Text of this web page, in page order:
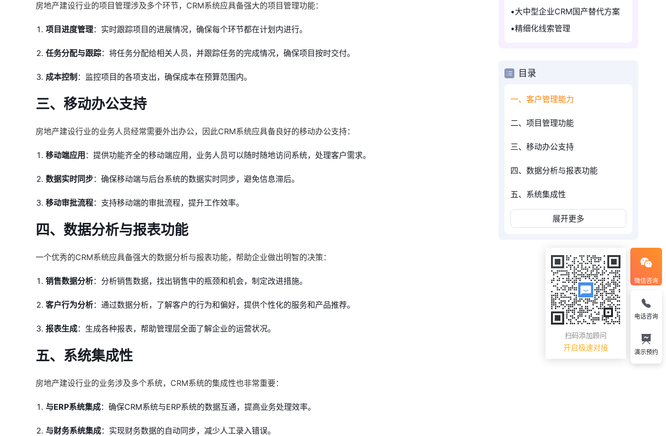
房地产建设行业的项目管理涉及多个环节，CRM系统应具备强大的项目管理功能：
项目进度管理：实时跟踪项目的进展情况，确保每个环节都在计划内进行。
任务分配与跟踪：将任务分配给相关人员，并跟踪任务的完成情况，确保项目按时交付。
成本控制 ：监控项目的各项支出，确保成本在预算范围内。
三、移动办公支持
房地产建设行业的业务人员经常需要外出办公，因此CRM系统应具备良好的移动办公支持：
移动端应用 ：提供功能齐全的移动端应用，业务人员可以随时随地访问系统，处理客户需求。
数据实时同步：确保移动端与后台系统的数据实时同步，避免信息滞后。
移动审批流程：支持移动端的审批流程，提升工作效率。
四、数据分析与报表功能
一个优秀的CRM系统应具备强大的数据分析与报表功能，帮助企业做出明智的决策：
销售数据分析：分析销售数据，找出销售中的瓶颈和机会，制定改进措施。
客户行为分析：通过数据分析，了解客户的行为和偏好，提供个性化的服务和产品推荐。
报表生成：生成各种报表，帮助管理层全面了解企业的运营状况。
五、系统集成性
房地产建设行业的业务涉及多个系统，CRM系统的集成性也非常重要：
与ERP系统集成：确保CRM系统与ERP系统的数据互通，提高业务处理效率。
与财务系统集成：实现财务数据的自动同步，减少人工录入错误。
大中型企业CRM国产替代方案
精细化线索管理
目录
一、客户管理能力
二、项目管理功能
三、移动办公支持
四、数据分析与报表功能
五、系统集成性
展开更多
微信咨询
扫码添加顾问
开启极速对接
电话咨询
演示预约